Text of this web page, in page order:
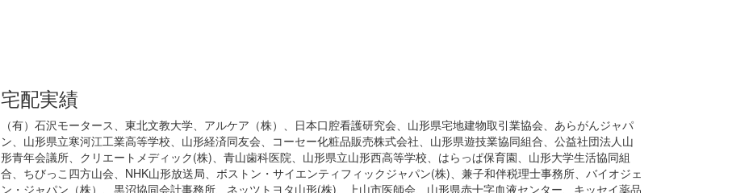
宅配実績
（有）石沢モータース、東北文教大学、アルケア（株）、日本口腔看護研究会、山形県宅地建物取引業協会、あらがんジャパ
ン、山形県立寒河江工業高等学校、山形経済同友会、コーセー化粧品販売株式会社、山形県遊技業協同組合、公益社団法人山
形青年会議所、クリエートメディック(株)、青山歯科医院、山形県立山形西高等学校、はらっぱ保育園、山形大学生活協同組
合、ちびっこ四方山会、NHK山形放送局、ボストン・サイエンティフィックジャパン(株)、兼子和伴税理士事務所、バイオジェ
ン・ジャパン（株）、黒沼協同会計事務所、ネッツトヨタ山形(株)、上山市医師会、山形県赤十字血液センター、キッセイ薬品